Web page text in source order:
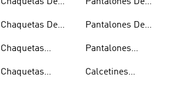
Chaquetas De
Chaquetas
Chaquetas
Pantalones De
Pantalones
Calcetines